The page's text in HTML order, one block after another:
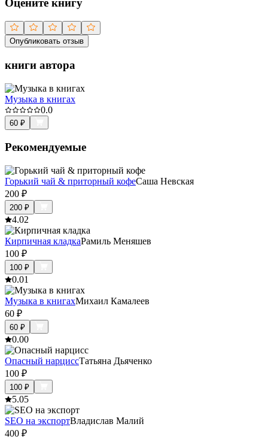
Оцените книгу
Опубликовать отзыв
книги автора
Музыка в книгах
0.0
60 ₽
Рекомендуемые
Горький чай & приторный кофеСаша Невская
200 ₽
200 ₽
4.02
Кирпичная кладкаРамиль Меняшев
100 ₽
100 ₽
0.01
Музыка в книгахМихаил Камалеев
60 ₽
60 ₽
0.00
Опасный нарциссTатьяна Дьяченко
100 ₽
100 ₽
5.05
SEO на экспортВладислав Малий
400 ₽